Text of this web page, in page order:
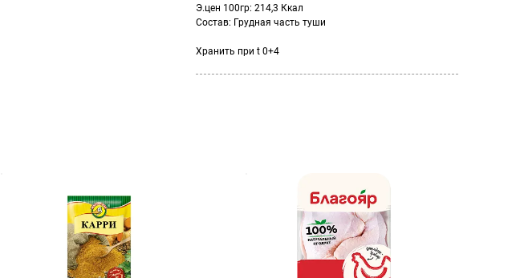
Э.цен 100гр: 214,3 Ккал
Состав: Грудная часть туши
Хранить при t 0+4